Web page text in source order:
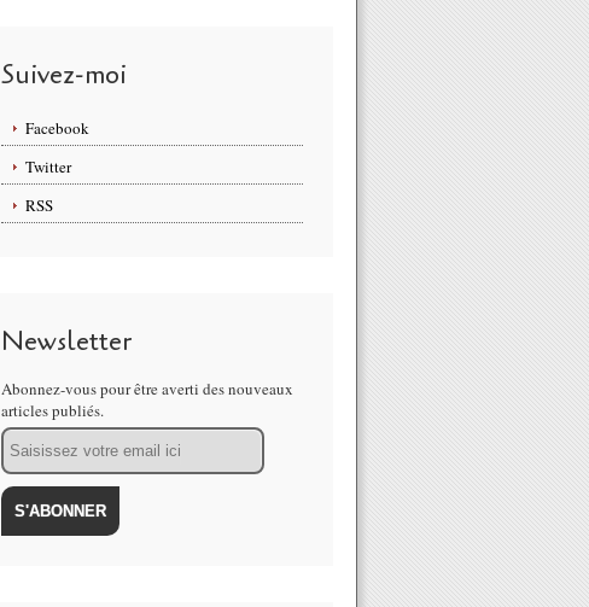
Suivez-moi
Facebook
Twitter
RSS
Newsletter
Abonnez-vous pour être averti des nouveaux
articles publiés.
Email